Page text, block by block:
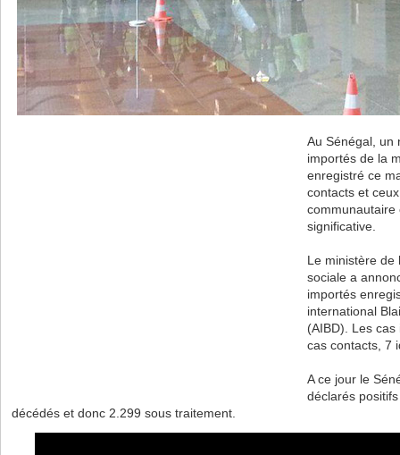
Au Sénégal, un
importés de la
enregistré ce
contacts et
communautaire
significative.
Le ministère de
sociale a
importés
international
(AIBD). Les
cas contacts, 7
A ce jour le
déclarés
décédés et donc 2.299 sous traitement.